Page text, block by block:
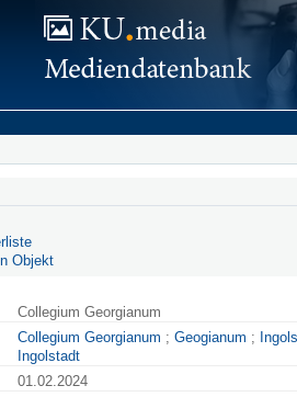
Objekt
Collegium Georgianum
Collegium Georgianum ; Geogianum ;
Ingolstadt
01.02.2024